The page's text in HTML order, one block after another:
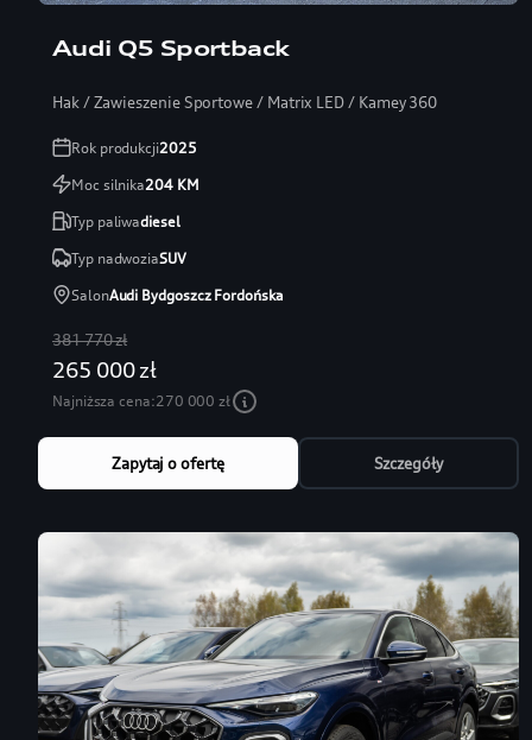
Audi Q5 Sportback
Hak / Zawieszenie Sportowe / Matrix LED / Kamey 360
Rok produkcji2025
Moc silnika204KM
Typ paliwadiesel
Typ nadwoziaSUV
SalonAudi Bydgoszcz Fordońska
381 770 zł
265 000 zł
Najniższa cena:270 000 zł
Zapytaj o ofertę Szczegóły